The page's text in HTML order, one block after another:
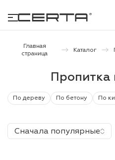
покрытия
и дачи
бетону,
Главная
страница
Каталог
По дереву По бетону По
Сначала популярные